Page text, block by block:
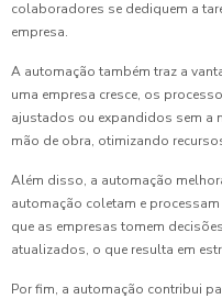
colaboradores se dediquem a
empresa.
A automação também traz a
uma empresa cresce, os
ajustados ou expandidos sem a
mão de obra, otimizando
Além disso, a automação
automação coletam e
que as empresas tomem
atualizados, o que resulta em
Por fim, a automação contribui